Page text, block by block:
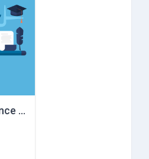
and Data Visualization